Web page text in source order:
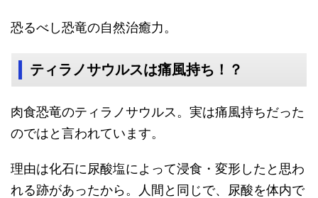
恐るべし恐竜の自然治癒力。
ティラノサウルスは痛風持ち！？
肉食恐竜のティラノサウルス。実は痛風持ちだった
のではと言われています。
理由は化石に尿酸塩によって浸食・変形したと思わ
れる跡があったから。人間と同じで、尿酸を体内で